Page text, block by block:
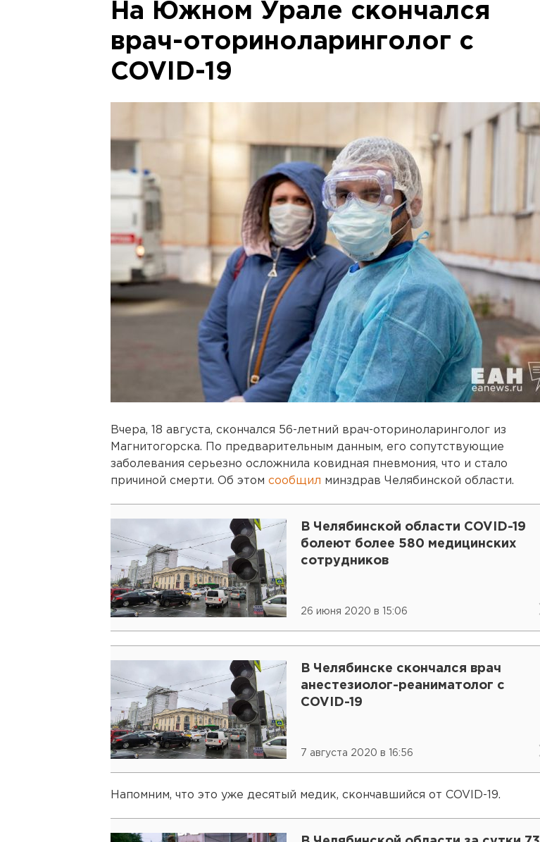
На Южном Урале скончался
врач-оториноларинголог с
COVID-19
Вчера, 18 августа, скончался 56-летний врач-оториноларинголог из
Магнитогорска. По предварительным данным, его сопутствующие
заболевания серьезно осложнила ковидная пневмония, что и стало
причиной смерти. Об этом сообщил минздрав Челябинской области.
В Челябинской области COVID-19
болеют более 580 медицинских
сотрудников
26 июня 2020 в 15:06
В Челябинске скончался врач
анестезиолог-реаниматолог с
COVID-19
7 августа 2020 в 16:56
Напомним, что это уже десятый медик, скончавшийся от COVID-19.